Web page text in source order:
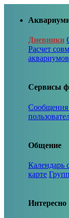
Дневники
Расчет
аквариумов
Сервисы
Сообщения
Общение
Календарь
карте
Интересно